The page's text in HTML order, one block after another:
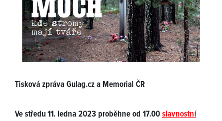
Tisková zpráva Gulag.cz a Memorial ČR
Ve středu 11. ledna 2023 proběhne od 17.00slavnostní